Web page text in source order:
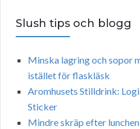
Slush tips och blogg
Minska lagring och sopor
istället för flaskläsk
Aromhusets Stilldrink:
Sticker
Mindre skräp efter